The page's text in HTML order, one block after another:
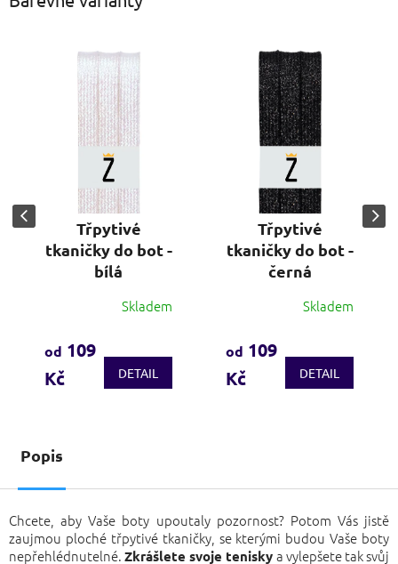
Třpytivé
tkaničky do bot -
bílá
produktu
je
3,7
Skladem
od 109
Kč
DETAIL
Třpytivé
tkaničky do bot -
černá
produktu
je
3,4
Skladem
od 109
Kč
DETAIL
Popis
Chcete, aby Vaše boty upoutaly pozornost? Potom Vás jistě
zaujmou ploché třpytivé tkaničky, se kterými budou Vaše boty
nepřehlédnutelné.Zkrášlete svoje tenisky a vylepšete tak svůj